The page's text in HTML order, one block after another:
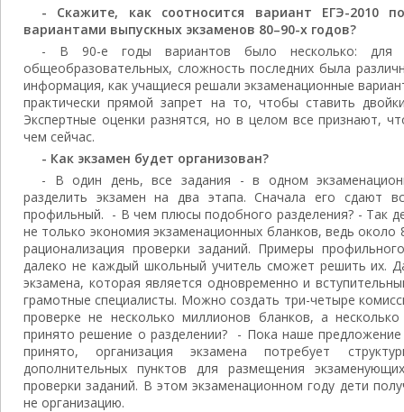
- Скажите, как соотносится вариант ЕГЭ-2010
вариантами выпускных экзаменов 80–90-х годов?
- В 90-е годы вариантов было несколько: для
общеобразовательных, сложность последних была
информация, как учащиеся решали экзаменационные
практически прямой запрет на то, чтобы ставить
Экспертные оценки разнятся, но в целом все признают,
чем сейчас.
- Как экзамен будет организован?
- В один день, все задания - в одном
разделить экзамен на два этапа. Сначала его сдают
профильный. - В чем плюсы подобного разделения? - Так
не только экономия экзаменационных бланков, ведь около
рационализация проверки заданий. Примеры
далеко не каждый школьный учитель сможет решить их.
экзамена, которая является одновременно и
грамотные специалисты. Можно создать три-четыре
проверке не несколько миллионов бланков, а
принято решение о разделении? - Пока наше предложение
принято, организация экзамена потребует
дополнительных пунктов для размещения
проверки заданий. В этом экзаменационном году дети
не организацию.